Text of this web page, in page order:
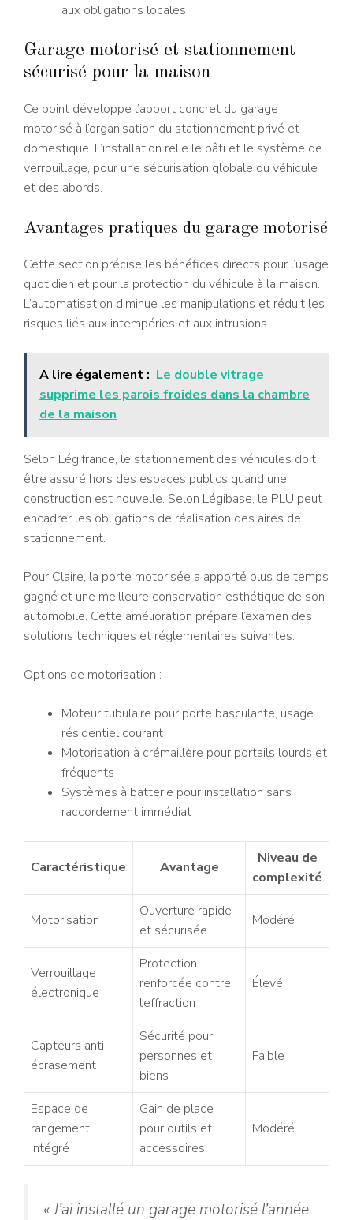
aux obligations locales
Garage motorisé et stationnement
sécurisé pour la maison
Ce point développe l’apport concret du garage
motorisé à l’organisation du stationnement privé et
domestique. L’installation relie le bâti et le système de
verrouillage, pour une sécurisation globale du véhicule
et des abords.
Avantages pratiques du garage motorisé
Cette section précise les bénéfices directs pour l’usage
quotidien et pour la protection du véhicule à la maison.
L’automatisation diminue les manipulations et réduit les
risques liés aux intempéries et aux intrusions.
A lire également : Le double vitrage
supprime les parois froides dans la chambre
de la maison
Selon Légifrance, le stationnement des véhicules doit
être assuré hors des espaces publics quand une
construction est nouvelle. Selon Légibase, le PLU peut
encadrer les obligations de réalisation des aires de
stationnement.
Pour Claire, la porte motorisée a apporté plus de temps
gagné et une meilleure conservation esthétique de son
automobile. Cette amélioration prépare l’examen des
solutions techniques et réglementaires suivantes.
Options de motorisation :
Moteur tubulaire pour porte basculante, usage
résidentiel courant
Motorisation à crémaillère pour portails lourds et
fréquents
Systèmes à batterie pour installation sans
raccordement immédiat
Caractéristique Avantage
Niveau de
complexité
Motorisation
Ouverture rapide
et sécurisée
Modéré
Verrouillage
électronique
Protection
renforcée contre
l’effraction
Élevé
Capteurs anti-
écrasement
Sécurité pour
personnes et
biens
Faible
Espace de
rangement
intégré
Gain de place
pour outils et
accessoires
Modéré
« J’ai installé un garage motorisé l’année